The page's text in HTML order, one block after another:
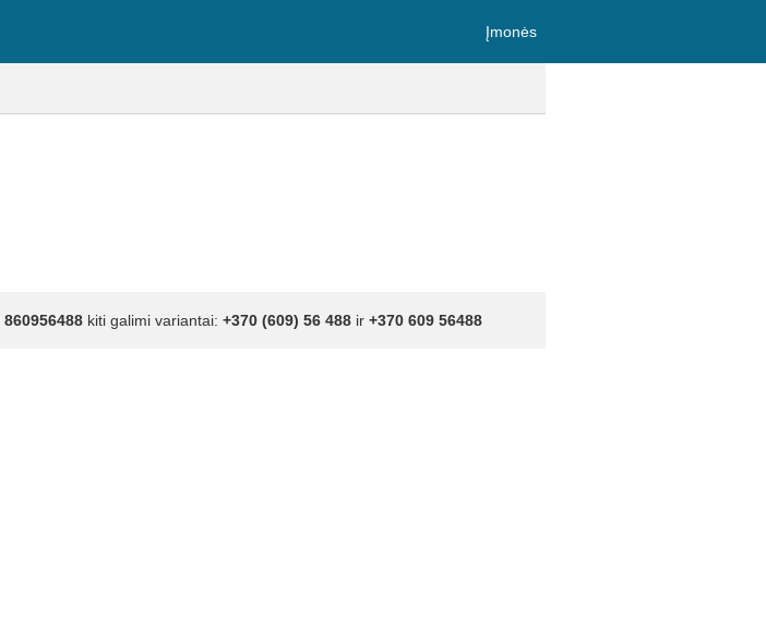
Įmonės
860956488 kiti galimi variantai: +370 (609) 56 488 ir +370 609 56488